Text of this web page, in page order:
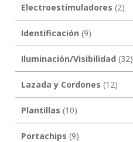
Electroestimuladores (2)
Identificación (9)
Iluminación/Visibilidad (32)
Lazada y Cordones (12)
Plantillas (10)
Portachips (9)